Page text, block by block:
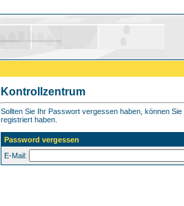
Kontrollzentrum
Sollten Sie Ihr Passwort vergessen haben, können
registriert haben.
Password vergessen
E-Mail: